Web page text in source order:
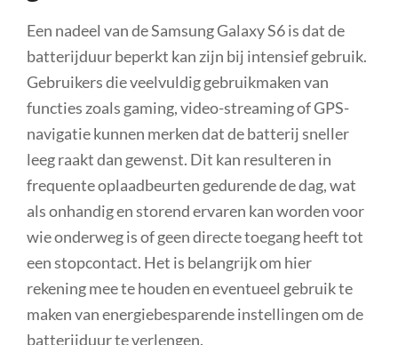
Een nadeel van de Samsung Galaxy S6 is dat de
batterijduur beperkt kan zijn bij intensief gebruik.
Gebruikers die veelvuldig gebruikmaken van
functies zoals gaming, video-streaming of GPS-
navigatie kunnen merken dat de batterij sneller
leeg raakt dan gewenst. Dit kan resulteren in
frequente oplaadbeurten gedurende de dag, wat
als onhandig en storend ervaren kan worden voor
wie onderweg is of geen directe toegang heeft tot
een stopcontact. Het is belangrijk om hier
rekening mee te houden en eventueel gebruik te
maken van energiebesparende instellingen om de
batterijduur te verlengen.